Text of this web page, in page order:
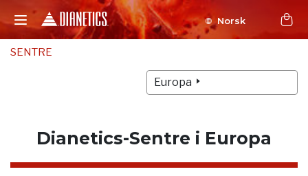
Norsk
SENTRE
Europa
Dianetics-Sentre i Europa